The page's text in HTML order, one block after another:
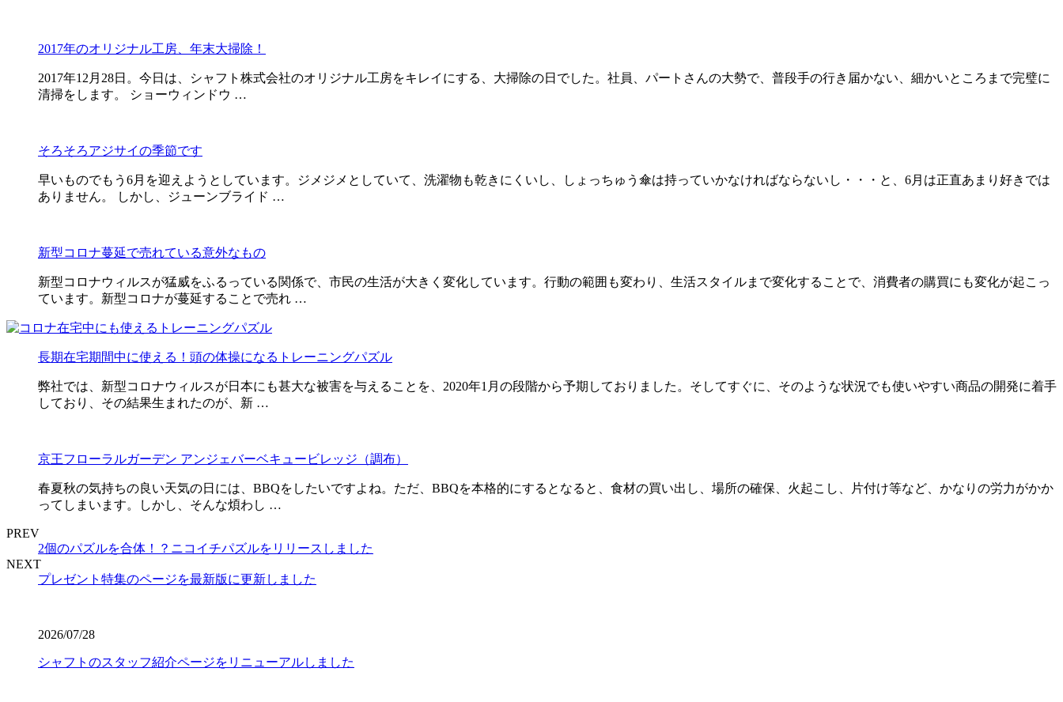
2017年のオリジナル工房、年末大掃除！
2017年12月28日。今日は、シャフト株式会社のオリジナル工房をキレイにする、大掃除の日でした。社員、パートさんの大勢で、普段手の行き届かない、細かいところまで完璧に
清掃をします。 ショーウィンドウ …
そろそろアジサイの季節です
早いものでもう6月を迎えようとしています。ジメジメとしていて、洗濯物も乾きにくいし、しょっちゅう傘は持っていかなければならないし・・・と、6月は正直あまり好きでは
ありません。 しかし、ジューンブライド …
新型コロナ蔓延で売れている意外なもの
新型コロナウィルスが猛威をふるっている関係で、市民の生活が大きく変化しています。行動の範囲も変わり、生活スタイルまで変化することで、消費者の購買にも変化が起こっ
ています。新型コロナが蔓延することで売れ …
長期在宅期間中に使える！頭の体操になるトレーニングパズル
弊社では、新型コロナウィルスが日本にも甚大な被害を与えることを、2020年1月の段階から予期しておりました。そしてすぐに、そのような状況でも使いやすい商品の開発に着手
しており、その結果生まれたのが、新 …
京王フローラルガーデン アンジェバーベキュービレッジ（調布）
春夏秋の気持ちの良い天気の日には、BBQをしたいですよね。ただ、BBQを本格的にするとなると、食材の買い出し、場所の確保、火起こし、片付け等など、かなりの労力がかか
ってしまいます。しかし、そんな煩わし …
PREV
2個のパズルを合体！？ニコイチパズルをリリースしました
NEXT
プレゼント特集のページを最新版に更新しました
2026/07/28
シャフトのスタッフ紹介ページをリニューアルしました